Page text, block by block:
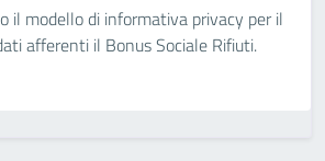
il modello di informativa privacy per il
afferenti il Bonus Sociale Rifiuti.